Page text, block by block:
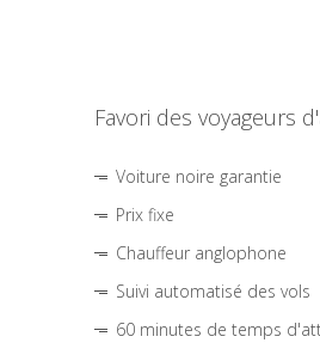
Favori des voyageurs
Voiture noire garantie
Prix fixe
Chauffeur anglophone
Suivi automatisé des vols
60 minutes de temps